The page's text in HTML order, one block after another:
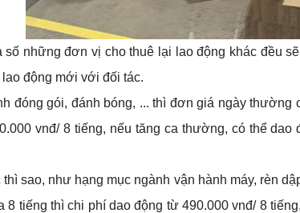
số những đơn vị cho thuê lại lao động khác đều
động mới với đối tác.
đóng gói, đánh bóng, ... thì đơn giá ngày
vnđ/ 8 tiếng, nếu tăng ca thường, có thể
sao, như hạng mục ngành vận hành máy, rèn
8 tiếng thì chi phí dao động từ 490.000 vnđ/ 8